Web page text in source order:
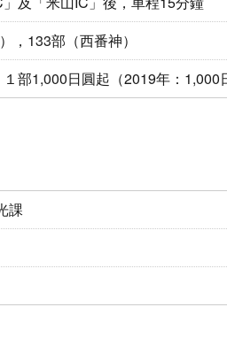
，133部（西番神）
部1,000日圓起（2019年：1,000
課